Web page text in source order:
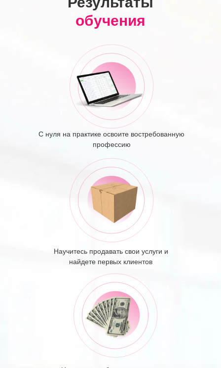
обучения
С нуля на практике освоите востребованную
профессию
Научитесь продавать свои услуги и
найдете первых клиентов